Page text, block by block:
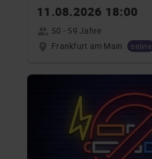
11.08.2026 18:00
50 - 59 Jahre
Frankfurt am Main
online